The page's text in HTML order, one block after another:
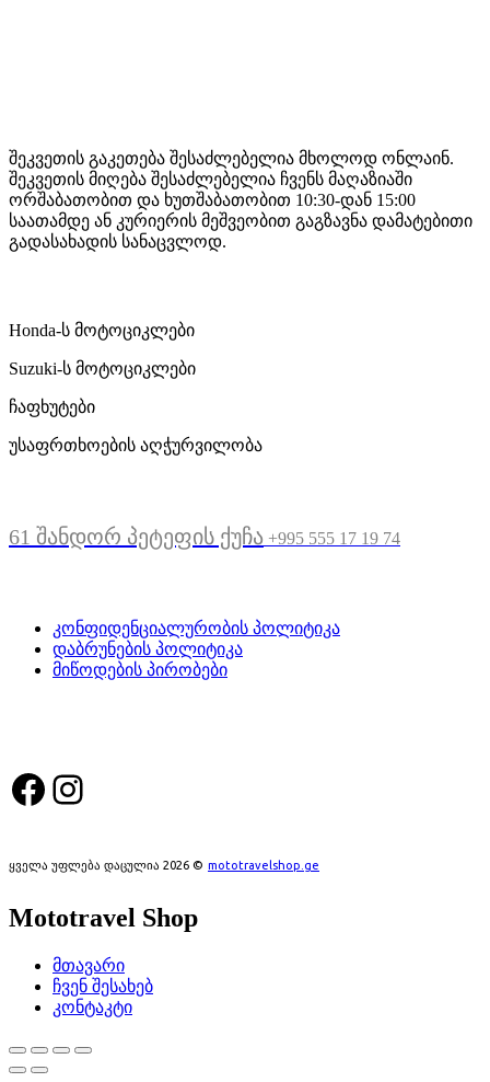
შეკვეთის გაკეთება შესაძლებელია მხოლოდ ონლაინ.
შეკვეთის მიღება შესაძლებელია ჩვენს მაღაზიაში
ორშაბათობით და ხუთშაბათობით 10:30-დან 15:00
საათამდე ან კურიერის მეშვეობით გაგზავნა დამატებითი
გადასახადის სანაცვლოდ.
Honda-ს მოტოციკლები
Suzuki-ს მოტოციკლები
ჩაფხუტები
უსაფრთხოების აღჭურვილობა
61 შანდორ პეტეფის ქუჩა +995 555 17 19 74
კონფიდენციალურობის პოლიტიკა
დაბრუნების პოლიტიკა
მიწოდების პირობები
Facebook
Instagram
ყველა უფლება დაცულია 2026 © mototravelshop.ge
Mototravel Shop
მთავარი
ჩვენ შესახებ
კონტაკტი